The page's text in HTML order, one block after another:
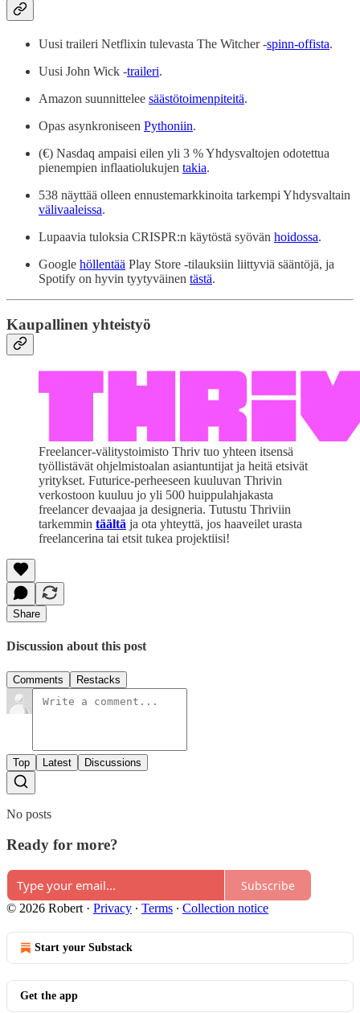
Uusi traileri Netflixin tulevasta The Witcher -spinn-offista.
Uusi John Wick -traileri.
Amazon suunnittelee säästötoimenpiteitä.
Opas asynkroniseen Pythoniin.
(€) Nasdaq ampaisi eilen yli 3 % Yhdysvaltojen odotettua
pienempien inflaatiolukujen takia.
538 näyttää olleen ennustemarkkinoita tarkempi Yhdysvaltain
välivaaleissa.
Lupaavia tuloksia CRISPR:n käytöstä syövän hoidossa.
Google höllentää Play Store -tilauksiin liittyviä sääntöjä, ja
Spotify on hyvin tyytyväinen tästä.
Kaupallinen yhteistyö
Freelancer-välitystoimisto Thriv tuo yhteen itsensä
työllistävät ohjelmistoalan asiantuntijat ja heitä etsivät
yritykset. Futurice-perheeseen kuuluvan Thrivin
verkostoon kuuluu jo yli 500 huippulahjakasta
freelancer devaajaa ja designeria. Tutustu Thriviin
tarkemmin täältä ja ota yhteyttä, jos haaveilet urasta
freelancerina tai etsit tukea projektiisi!
Share
Discussion about this post
Comments Restacks
Top Latest Discussions
No posts
Ready for more?
Subscribe
© 2026 Robert · Privacy ∙ Terms ∙ Collection notice
Start your Substack
Get the app